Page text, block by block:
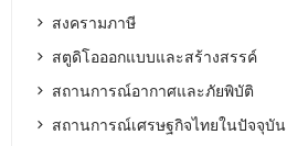
สงครามภาษี
สตูดิโอออกแบบและสร้างสรรค์
สถานการณ์อากาศและภัยพิบัติ
สถานการณ์เศรษฐกิจไทยในปัจจุบัน